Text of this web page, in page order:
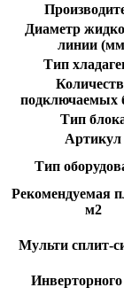
Диаметр
линии
Тип
подключаемых
Тип
Артикул
Тип
Рекомендуемая
м2
Мульти сплит-